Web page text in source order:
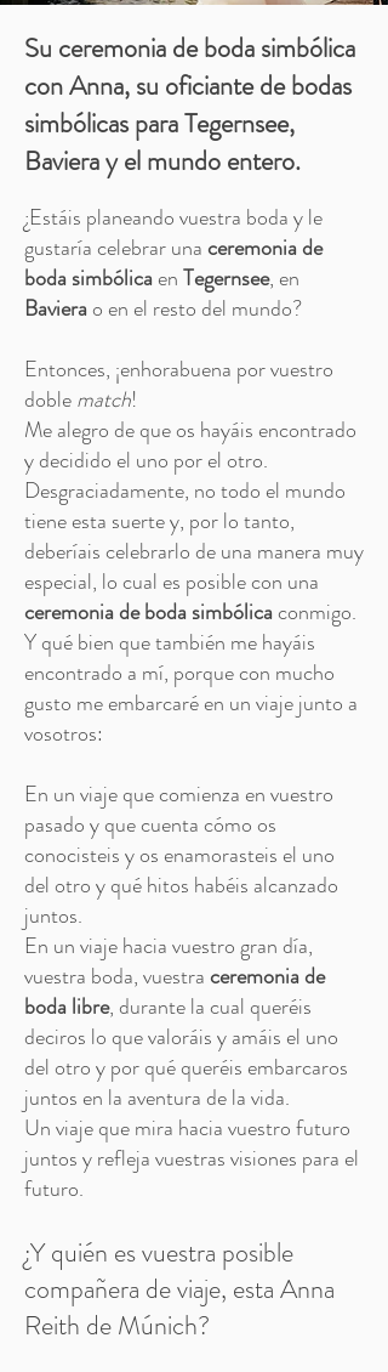
Su ceremonia de boda simbólica
con Anna, su oficiante de bodas
simbólicas para Tegernsee,
Baviera y el mundo entero.
¿Estáis planeando vuestra boda y le
gustaría celebrar unaceremonia de
boda simbólicaenTegernsee, en
Bavierao en el resto del mundo?
Entonces, ¡enhorabuena por vuestro
doblematch!
Me alegro de que os hayáis encontrado
y decidido el uno por el otro.
Desgraciadamente, no todo el mundo
tiene esta suerte y, por lo tanto,
deberíais celebrarlo de una manera muy
especial, lo cual es posible con una
ceremonia de boda simbólicaconmigo.
Y qué bien que también me hayáis
encontrado a mí, porque con mucho
gusto me embarcaré en un viaje junto a
vosotros:
En un viaje que comienza en vuestro
pasado y que cuenta cómo os
conocisteis y os enamorasteis el uno
del otro y qué hitos habéis alcanzado
juntos.
En un viaje hacia vuestro gran día,
vuestra boda, vuestraceremonia de
boda libre, durante la cual queréis
deciros lo que valoráis y amáis el uno
del otro y por qué queréis embarcaros
juntos en la aventura de la vida.
Un viaje que mira hacia vuestro futuro
juntos y refleja vuestras visiones para el
futuro.
¿Y quién es vuestra posible
compañera de viaje, esta Anna
Reith de Múnich?